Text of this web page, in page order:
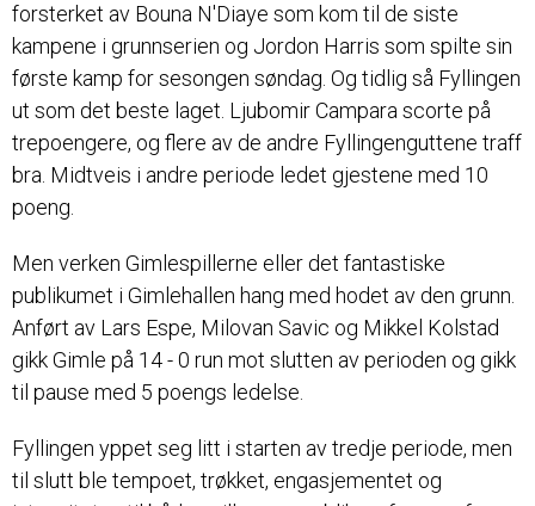
forsterket av Bouna N'Diaye som kom til de siste
kampene i grunnserien og Jordon Harris som spilte sin
første kamp for sesongen søndag. Og tidlig så Fyllingen
ut som det beste laget. Ljubomir Campara scorte på
trepoengere, og flere av de andre Fyllingenguttene traff
bra. Midtveis i andre periode ledet gjestene med 10
poeng.
Men verken Gimlespillerne eller det fantastiske
publikumet i Gimlehallen hang med hodet av den grunn.
Anført av Lars Espe, Milovan Savic og Mikkel Kolstad
gikk Gimle på 14 - 0 run mot slutten av perioden og gikk
til pause med 5 poengs ledelse.
Fyllingen yppet seg litt i starten av tredje periode, men
til slutt ble tempoet, trøkket, engasjementet og